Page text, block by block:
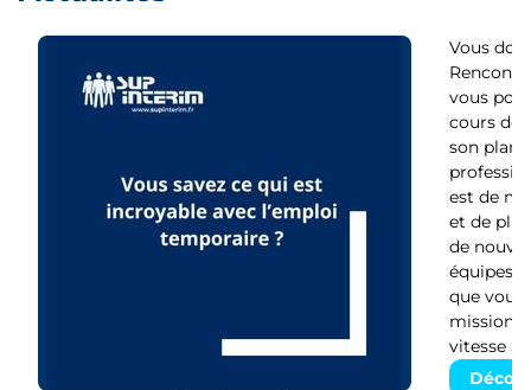
Vous
vous
cours de
son plan
est de
et de
de
équipes
que vous
missions.
vitesse